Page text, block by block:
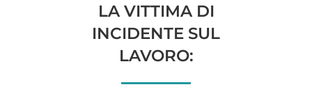
LA VITTIMA DI
INCIDENTE SUL
LAVORO: